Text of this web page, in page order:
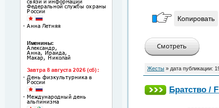
Копировать
Жесты » дата публикации:
Братство /